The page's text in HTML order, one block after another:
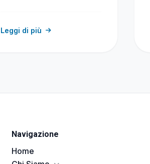
Leggi di più
Navigazione
Home